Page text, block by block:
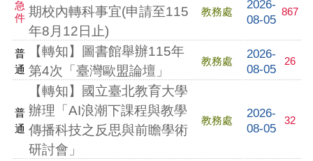
急
件 期校內轉科事宜(申請至115
年8月12日止)
教務處
2026-
08-05
867
普
通
【轉知】圖書館舉辦115年
第4次「臺灣歐盟論壇」
教務處
2026-
08-05
26
普
通
【轉知】國立臺北教育大學
辦理「AI浪潮下課程與教學
傳播科技之反思與前瞻學術
研討會」
教務處
2026-
08-05
32